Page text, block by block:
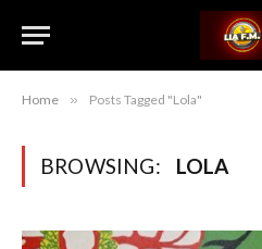
Home » Posts Tagged "Lola"
BROWSING: LOLA